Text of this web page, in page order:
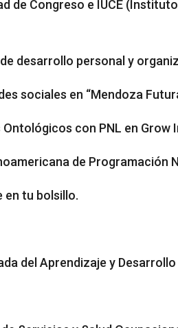
de Congreso e IUCE
desarrollo personal y
sociales en “Mendoza
con PNL en Grow
de Programación
en tu bolsillo.
del Aprendizaje y Desarrollo